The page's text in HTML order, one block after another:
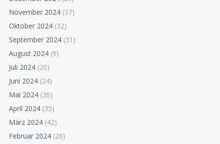
November 2024 (37)
Oktober 2024 (32)
September 2024 (31)
August 2024 (9)
Juli 2024 (20)
Juni 2024 (24)
Mai 2024 (26)
April 2024 (35)
März 2024 (42)
Februar 2024 (26)